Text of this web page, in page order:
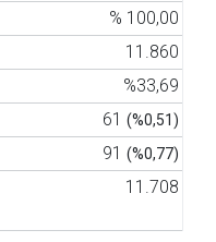
% 100,00
11.860
%33,69
61 (%0,51)
91 (%0,77)
11.708